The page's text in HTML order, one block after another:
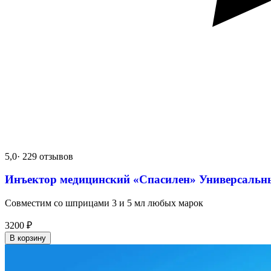
5,0· 229 отзывов
Инъектор медицинский «Спасилен»
Совместим со шприцами 3 и 5 мл любых марок
3200 ₽
В корзину